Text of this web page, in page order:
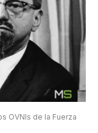
OVNIs de la Fuerza